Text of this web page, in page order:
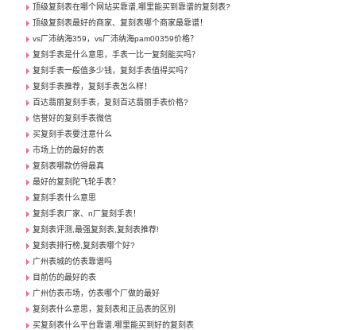
顶级复刻表在哪个网站买靠谱,哪里能买到靠谱的复刻表?
顶级复刻表最好的商家、复刻表哪个商家最靠谱！
vs厂沛纳海359，vs厂沛纳海pam00359价格？
复刻手表是什么意思，手表一比一复刻能买吗？
复刻手表一般值多少钱，复刻手表值得买吗？
复刻手表推荐，复刻手表怎么样！
百达翡丽复刻手表，复刻百达翡丽手表价格?
信誉好的复刻手表微信
买复刻手表要注意什么
市场上仿的最好的表
复刻表哪款仿得最真
最好的复刻陀飞轮手表？
复刻手表什么意思
复刻手表厂家、n厂复刻手表！
复刻表评测,最强复刻表,复刻表推荐!
复刻表排行榜,复刻表哪个好?
广州表城的仿表靠谱吗
目前仿的最好的表
广州仿表市场，仿表哪个厂做的最好
复刻表什么意思，复刻表和正品表的区别
买复刻表什么平台靠谱,哪里能买到好的复刻表